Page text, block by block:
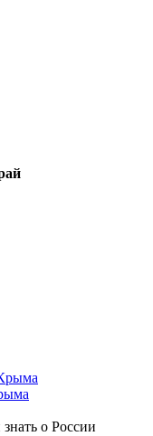
o России